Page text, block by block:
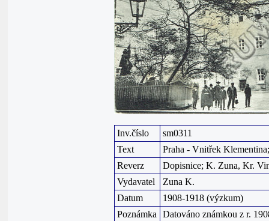
Inv.číslo
sm0311
Text
Praha - Vnitřek
Reverz
Dopisnice; K. Zuna, Kr.
Vydavatel
Zuna K.
Datum
1908-1918 (výzkum)
Poznámka
Datováno známkou z r.